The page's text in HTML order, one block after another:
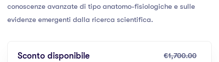
conoscenze avanzate di tipo anatomo-fisiologiche e sulle
evidenze emergenti dalla ricerca scientifica.
Sconto disponibile €1,700.00